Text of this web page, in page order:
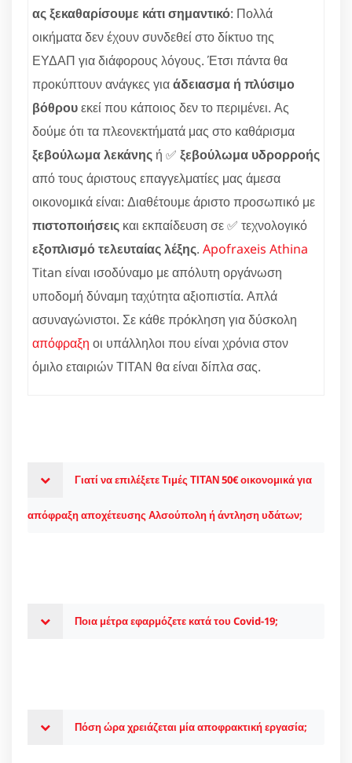
ας ξεκαθαρίσουμε κάτι σημαντικό: Πολλά
οικήματα δεν έχουν συνδεθεί στο δίκτυο της
ΕΥΔΑΠ για διάφορους λόγους. Έτσι πάντα θα
προκύπτουν ανάγκες γιαάδειασμα ή πλύσιμο
βόθρουεκεί που κάποιος δεν το περιμένει. Ας
δούμε ότι τα πλεονεκτήματά μας στο καθάρισμα
ξεβούλωμα λεκάνης ή ✅ ξεβούλωμα υδρορροής
από τους άριστους επαγγελματίες μας άμεσα
οικονομικά είναι: Διαθέτουμε άριστο προσωπικό με
πιστοποιήσεις και εκπαίδευση σε ✅ τεχνολογικό
εξοπλισμό τελευταίας λέξης. Apofraxeis Athina
Titan είναι ισοδύναμο με απόλυτη οργάνωση
υποδομή δύναμη ταχύτητα αξιοπιστία. Απλά
ασυναγώνιστοι. Σε κάθε πρόκληση για δύσκολη
απόφραξη οι υπάλληλοι που είναι χρόνια στον
όμιλο εταιριών ΤΙΤΑΝ θα είναι δίπλα σας.
Γιατί να επιλέξετε Τιμές ΤΙΤΑΝ 50€ οικονομικά για
απόφραξη αποχέτευσης Αλσούπολη ή άντληση υδάτων;
Ποια μέτρα εφαρμόζετε κατά του Covid-19;
Πόση ώρα χρειάζεται μία αποφρακτική εργασία;